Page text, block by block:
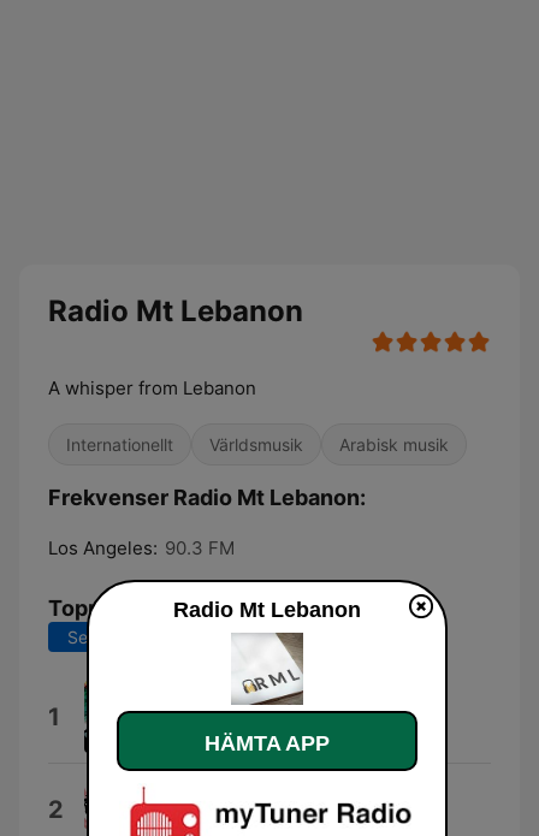
Radio Mt Lebanon
A whisper from Lebanon
Internationellt Världsmusik Arabisk musik
Frekvenser Radio Mt Lebanon:
Los Angeles: 90.3 FM
Topplåtar
Senaste 7 dagarna Senaste 30 dagarna
1 Voice of the Diaspora
Afrosoultribe
2 The Constitution
Constituting America
Radio Mt Lebanon
HÄMTA APP